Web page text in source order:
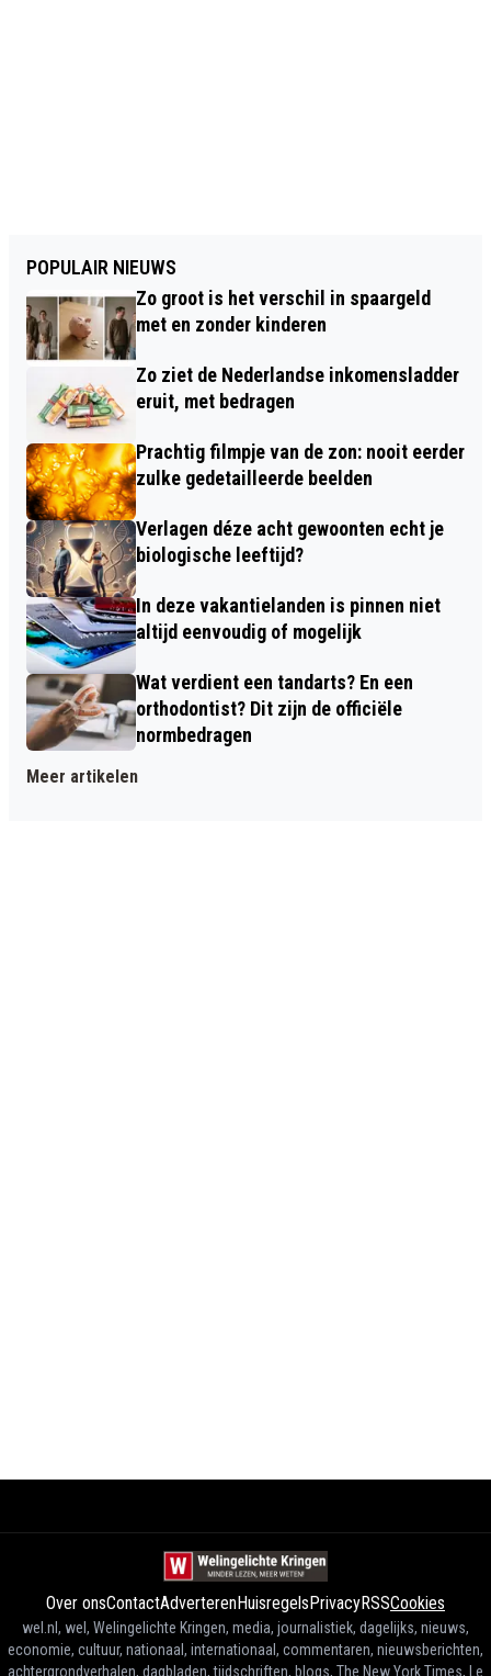
POPULAIR NIEUWS
Zo groot is het verschil in spaargeld
met en zonder kinderen
Zo ziet de Nederlandse inkomensladder
eruit, met bedragen
Prachtig filmpje van de zon: nooit eerder
zulke gedetailleerde beelden
Verlagen déze acht gewoonten echt je
biologische leeftijd?
In deze vakantielanden is pinnen niet
altijd eenvoudig of mogelijk
Wat verdient een tandarts? En een
orthodontist? Dit zijn de officiële
normbedragen
Meer artikelen
Over onsContactAdverterenHuisregelsPrivacyRSSCookies
wel.nl, wel, Welingelichte Kringen, media, journalistiek, dagelijks, nieuws,
economie, cultuur, nationaal, internationaal, commentaren, nieuwsberichten,
achtergrondverhalen, dagbladen, tijdschriften, blogs, The New York Times, Le